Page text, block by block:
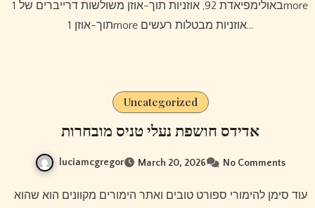
באולימפיאדת 92, אוזניות תוך-אוזן משולשות דרייברים של 1more
תוך-אוזן 1more אוזניות מבטלות רעשים…
Uncategorized
אדידס חושפת נעלי טניס מובחרות
luciamcgregor March 20, 2026 No Comments
עוד סימן להימורי ספורט טובים ואתר הימורים מקוונים הוא שהוא